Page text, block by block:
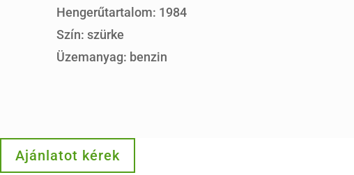
Hengerűtartalom: 1984
Szín: szürke
Üzemanyag: benzin
Ajánlatot kérek